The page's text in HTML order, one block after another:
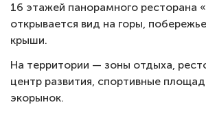
16 этажей панорамного ресторана
открывается вид на горы,
крыши.
На территории — зоны отдыха,
центр развития, спортивные
экорынок.